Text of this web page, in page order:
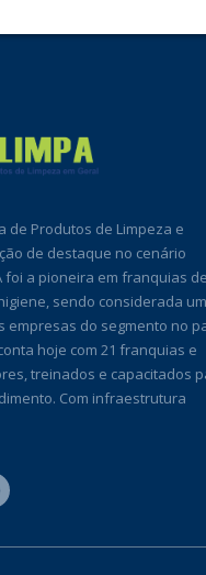
de Produtos de Limpeza e
de destaque no cenário
foi a pioneira em franquias
sendo considerada
empresas do segmento no
hoje com 21 franquias e
treinados e capacitados
Com infraestrutura